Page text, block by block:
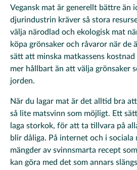
Vegansk mat är generellt bättre än
djurindustrin kräver så stora
välja närodlad och ekologisk mat
köpa grönsaker och råvaror när de
sätt att minska matkassens
mer hållbart än att välja grönsaker
jorden.
När du lagar mat är det alltid bra
så lite matsvinn som möjligt. Ett
laga storkok, för att ta tillvara på
blir dåliga. På internet och i sociala
mängder av svinnsmarta recept
kan göra med det som annars